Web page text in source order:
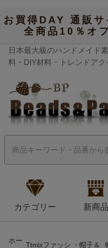
お買得DAY 通販
全商品10％オ
日本最大級のハンドメイド
料・DIY材料・トレンドア
カテゴリー 新商品
ホー Ttmixファッシ
・帽子＆